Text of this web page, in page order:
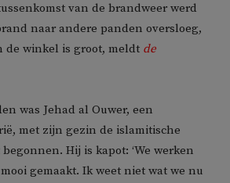
van de brandweer werd
naar andere panden oversloeg,
de winkel is groot, meldt de
was Jehad al Ouwer, een
met zijn gezin de islamitische
Hij is kapot: ‘We werken
gemaakt. Ik weet niet wat we nu